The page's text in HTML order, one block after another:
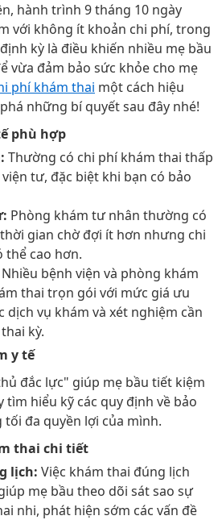
hành trình 9 tháng 10 ngày
với không ít khoản chi phí, trong
kỳ là điều khiến nhiều mẹ bầu
vừa đảm bảo sức khỏe cho mẹ
phí khám thai một cách hiệu
những bí quyết sau đây nhé!
phù hợp
Thường có chi phí khám thai thấp
tư, đặc biệt khi bạn có bảo
Phòng khám tư nhân thường có
gian chờ đợi ít hơn nhưng chi
thể cao hơn.
Nhiều bệnh viện và phòng khám
thai trọn gói với mức giá ưu
dịch vụ khám và xét nghiệm cần
kỳ.
y tế
đắc lực" giúp mẹ bầu tiết kiệm
tìm hiểu kỹ các quy định về bảo
đa quyền lợi của mình.
thai chi tiết
lịch: Việc khám thai đúng lịch
mẹ bầu theo dõi sát sao sự
nhi, phát hiện sớm các vấn đề